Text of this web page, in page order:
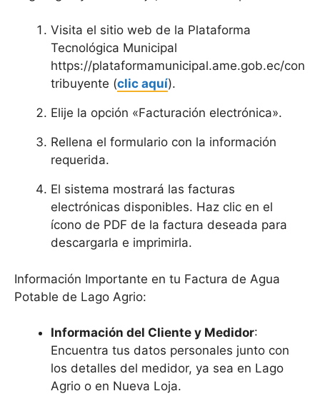
Visita el sitio web de la Plataforma
Tecnológica Municipal
https://plataformamunicipal.ame.gob.ec/con
tribuyente (clic aquí).
Elije la opción «Facturación electrónica».
Rellena el formulario con la información
requerida.
El sistema mostrará las facturas
electrónicas disponibles. Haz clic en el
ícono de PDF de la factura deseada para
descargarla e imprimirla.
Información Importante en tu Factura de Agua
Potable de Lago Agrio:
Información del Cliente y Medidor:
Encuentra tus datos personales junto con
los detalles del medidor, ya sea en Lago
Agrio o en Nueva Loja.